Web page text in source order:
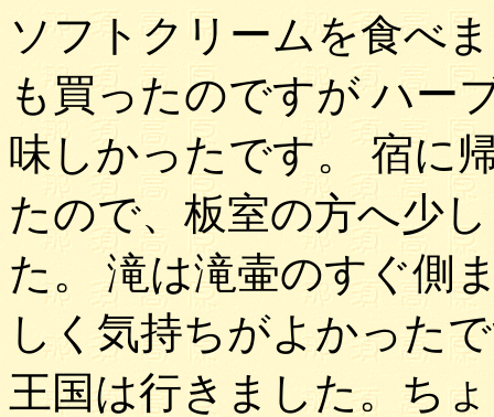
ソフトクリームを食べ
も買ったのですが ハー
味しかったです。 宿に
たので、板室の方へ少
た。 滝は滝壷のすぐ側
しく気持ちがよかった
王国は行きました。ち